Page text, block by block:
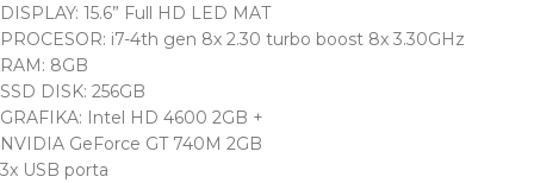
DISPLAY: 15.6” Full HD LED MAT
PROCESOR: i7-4th gen 8x 2.30 turbo boost 8x 3.30GHz
RAM: 8GB
SSD DISK: 256GB
GRAFIKA: Intel HD 4600 2GB +
NVIDIA GeForce GT 740M 2GB
3x USB porta